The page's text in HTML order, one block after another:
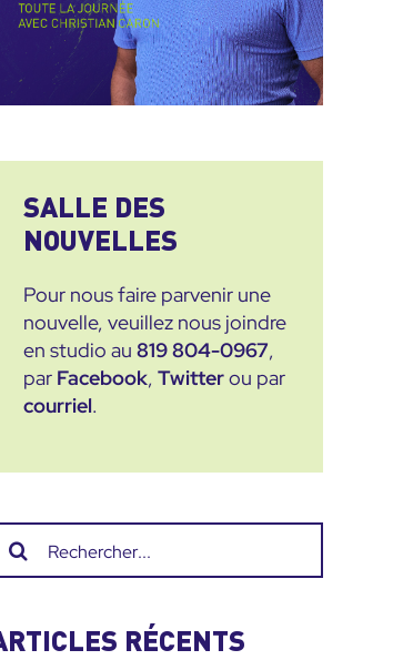
SALLE DES
NOUVELLES
Pour nous faire parvenir une
nouvelle, veuillez nous joindre
en studio au819 804-0967,
par Facebook,Twitterou par
courriel.
Recherche
RÉCENTS